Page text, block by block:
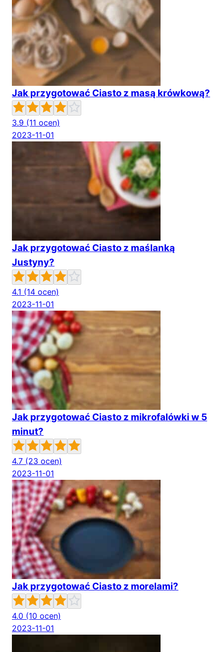
Jak przygotować Ciasto z masą krówkową?
3.9 (11 ocen)
2023-11-01
Jak przygotować Ciasto z maślanką
Justyny?
4.1 (14 ocen)
2023-11-01
Jak przygotować Ciasto z mikrofalówki w 5
minut?
4.7 (23 ocen)
2023-11-01
Jak przygotować Ciasto z morelami?
4.0 (10 ocen)
2023-11-01